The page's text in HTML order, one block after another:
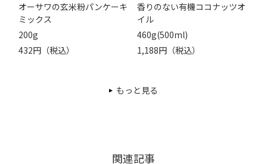
オーサワの玄米粉パンケーキ
ミックス
200g
432円（税込）
香りのない有機ココナッツオ
イル
460g(500ml)
1,188円（税込）
もっと見る
関連記事